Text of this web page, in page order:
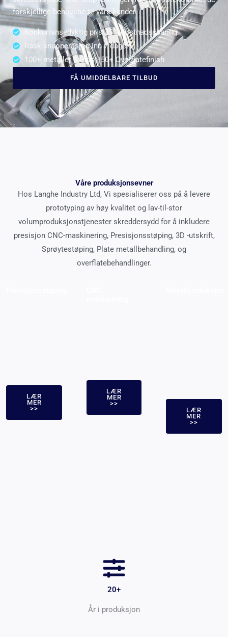
forskjellige behovene til våre kunder.
Konkurransedyktig pris 35% Kostnadssparing
Rask snuoperasjon inn 7 dager
100+ metaller & Plast, 50+ Overflatefinish
FÅ UMIDDELBARE TILBUD
Våre produksjonsevner
Hos Langhe Industry Ltd, Vi spesialiserer oss på å levere
prototyping av høy kvalitet og lav-til-stor
volumproduksjonstjenester skreddersydd for å inkludere
presisjon CNC-maskinering, Presisjonsstøping, 3D -utskrift,
Sprøytestøping, Plate metallbehandling, og
overflatebehandlinger.
LÆR
MER
>>
LÆR
MER
>>
LÆR
MER
>>
20+
År i produksjon